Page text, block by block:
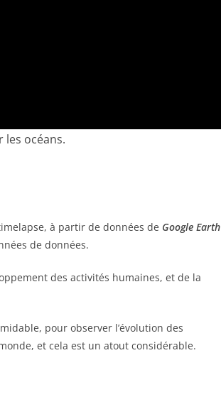
les océans.
à partir de données de Google Earth
de données.
des activités humaines, et de la
pour observer l’évolution des
et cela est un atout considérable.